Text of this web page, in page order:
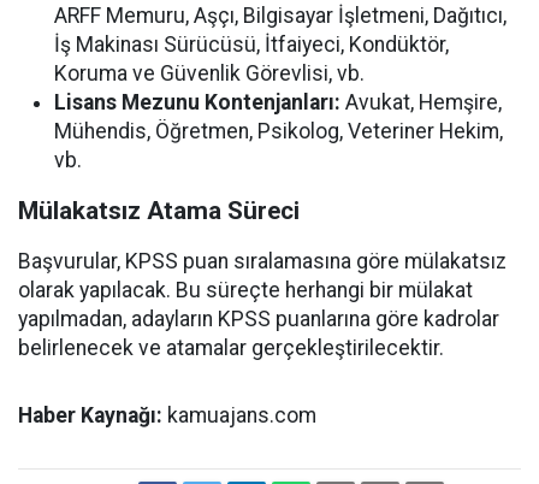
ARFF Memuru, Aşçı, Bilgisayar İşletmeni, Dağıtıcı,
İş Makinası Sürücüsü, İtfaiyeci, Kondüktör,
Koruma ve Güvenlik Görevlisi, vb.
Lisans Mezunu Kontenjanları: Avukat, Hemşire,
Mühendis, Öğretmen, Psikolog, Veteriner Hekim,
vb.
Mülakatsız Atama Süreci
Başvurular, KPSS puan sıralamasına göre mülakatsız
olarak yapılacak. Bu süreçte herhangi bir mülakat
yapılmadan, adayların KPSS puanlarına göre kadrolar
belirlenecek ve atamalar gerçekleştirilecektir.
Haber Kaynağı: kamuajans.com